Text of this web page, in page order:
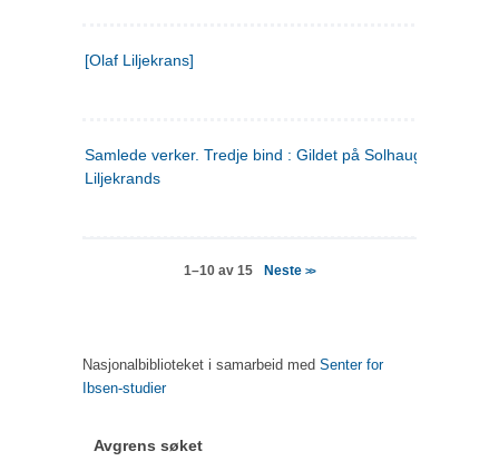
[Olaf Liljekrans]
Samlede verker. Tredje bind : Gildet på Solhaug ; Olaf
Liljekrands
1–10 av 15 Neste>>
Nasjonalbiblioteket i samarbeid med Senter for
Ibsen-studier
Avgrens søket